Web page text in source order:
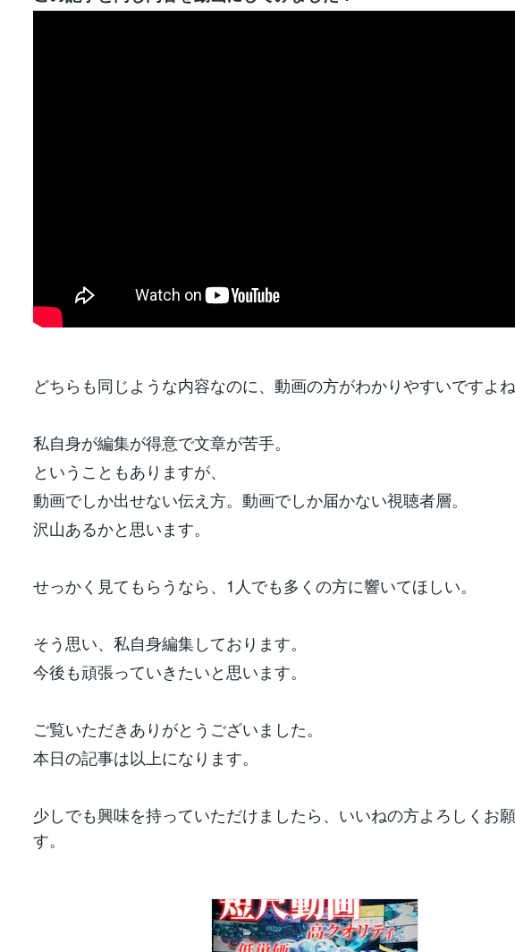
どちらも同じような内容なのに、動画の方がわかりやすいですよ
私自身が編集が得意で文章が苦手。
ということもありますが、
動画でしか出せない伝え方。動画でしか届かない視聴者層。
沢山あるかと思います。
せっかく見てもらうなら、1人でも多くの方に響いてほしい。
そう思い、私自身編集しております。
今後も頑張っていきたいと思います。
ご覧いただきありがとうございました。
本日の記事は以上になります。
少しでも興味を持っていただけましたら、いいねの方よろしくお
す。